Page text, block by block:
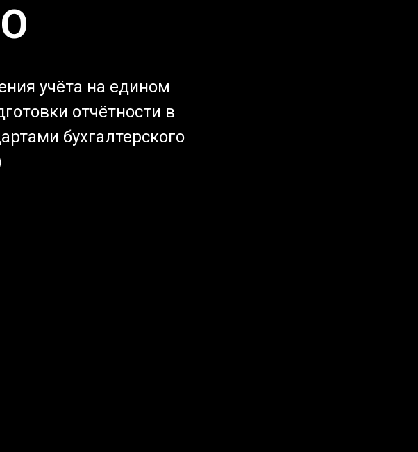
учёта на едином
отчётности в
бухгалтерского